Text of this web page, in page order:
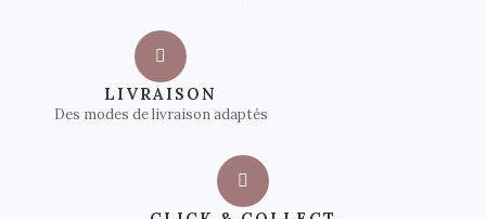
LIVRAISON
Des modes de livraison adaptés